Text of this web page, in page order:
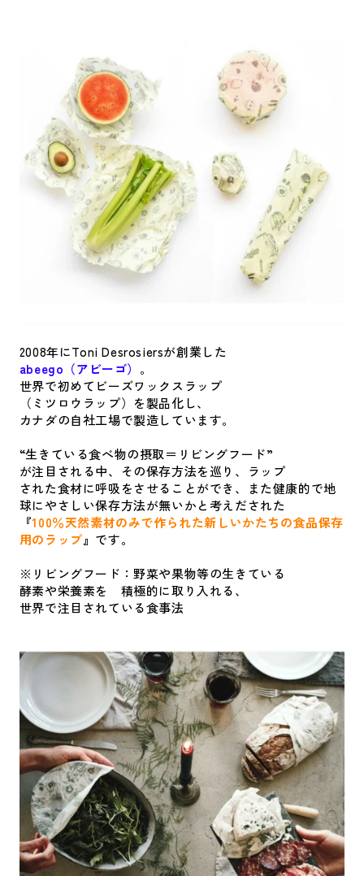
2008年にToni Desrosiersが創業した
abeego（アビーゴ） 。
世界で初めてビーズワックスラップ
（ミツロウラップ）を製品化し、
カナダの自社工場で製造しています。
“生きている食べ物の摂取＝リビングフード”
が注目される中、その保存方法を巡り、ラップ
された食材に呼吸をさせることができ、また健康的で地
球にやさしい保存方法が無いかと考えだされた
『100％天然素材のみで作られた新しいかたちの食品保存
用のラップ』 です。
※リビングフード：野菜や果物等の生きている
酵素や栄養素を 積極的に取り入れる、
世界で注目されている食事法